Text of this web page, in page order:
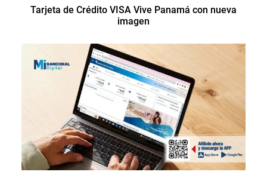
Tarjeta de Crédito VISA Vive Panamá con nueva
imagen